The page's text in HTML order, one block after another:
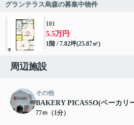
グランテラス烏森の募集中物件
101
5.5万円
1階 / 7.82坪(25.87㎡)
周辺施設
その他
BAKERY PICASSO(ベーカリ
77ｍ（1分）